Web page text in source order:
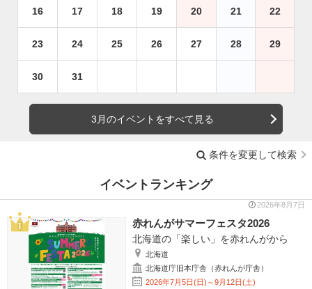
16 17 18 19 20 21 22
23 24 25 26 27 28 29
30 31
3月のイベントをすべて見る
条件を変更して検索
イベントランキング
2026年8月7日
赤れんがサマーフェスタ2026
北海道の「楽しい」を赤れんがから
北海道
北海道庁旧本庁舎（赤れんが庁舎）
2026年7月5日(日)～9月12日(土)